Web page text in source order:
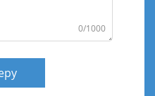
0/1000